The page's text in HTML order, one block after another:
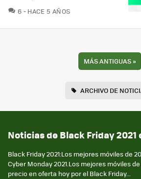
6 COMENTARIOS
HACE 5 AÑOS
MÁS ANTIGUAS»
ARCHIVO DE
Noticias de Black Friday 2021
Black Friday 2021:Los mejores móviles de
Cyber Monday 2021.Los mejores móviles
precio en oferta hoy por el Black Friday...